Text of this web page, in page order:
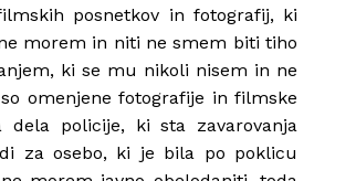
posnetkov in fotografij, ki
morem in niti ne smem biti tiho
ki se mu nikoli nisem in ne
omenjene fotografije in filmske
dela policije, ki sta zavarovanja
za osebo, ki je bila po poklicu